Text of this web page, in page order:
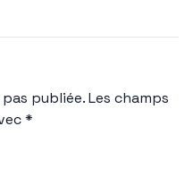
publiée.Les champs
*